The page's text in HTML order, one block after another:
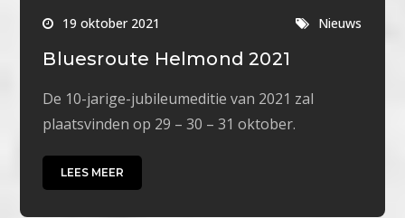
19 oktober 2021 Nieuws
Bluesroute Helmond 2021
De 10-jarige-jubileumeditie van 2021 zal
plaatsvinden op 29 – 30 – 31 oktober.
LEES MEER